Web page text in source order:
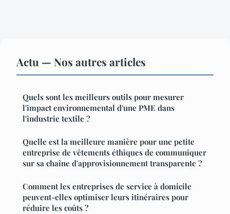
Actu — Nos autres articles
Quels sont les meilleurs outils pour mesurer
l'impact environnemental d'une PME dans
l'industrie textile ?
Quelle est la meilleure manière pour une petite
entreprise de vêtements éthiques de communiquer
sur sa chaîne d'approvisionnement transparente ?
Comment les entreprises de service à domicile
peuvent-elles optimiser leurs itinéraires pour
réduire les coûts ?